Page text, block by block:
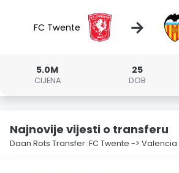
FC Twente →
5.0M
CIJENA
25
DOB
Najnovije vijesti o transferu
Daan Rots Transfer: FC Twente -> Valencia